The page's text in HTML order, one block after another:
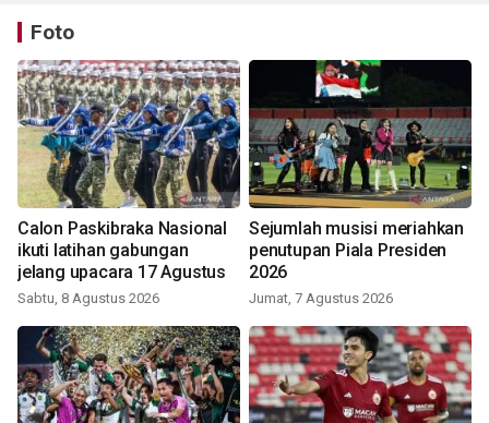
Foto
Calon Paskibraka Nasional
ikuti latihan gabungan
jelang upacara 17 Agustus
Sabtu, 8 Agustus 2026
Sejumlah musisi meriahkan
penutupan Piala Presiden
2026
Jumat, 7 Agustus 2026